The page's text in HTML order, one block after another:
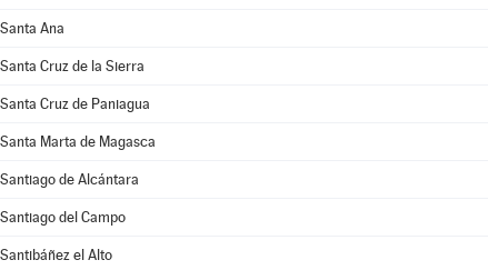
Santa Ana
Santa Cruz de la Sierra
Santa Cruz de Paniagua
Santa Marta de Magasca
Santiago de Alcántara
Santiago del Campo
Santibáñez el Alto